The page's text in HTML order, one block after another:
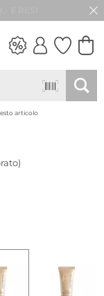
articolo